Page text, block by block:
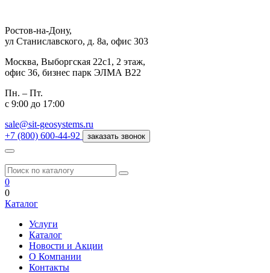
Ростов-на-Дону,
ул Станиславского, д. 8а, офис 303
Москва, Выборгская 22с1, 2 этаж,
офис 36, бизнес парк ЭЛМА В22
Пн. – Пт.
с 9:00 до 17:00
sale@sit-geosystems.ru
+7 (800) 600-44-92
заказать звонок
0
0
Каталог
Услуги
Каталог
Новости и Акции
О Компании
Контакты